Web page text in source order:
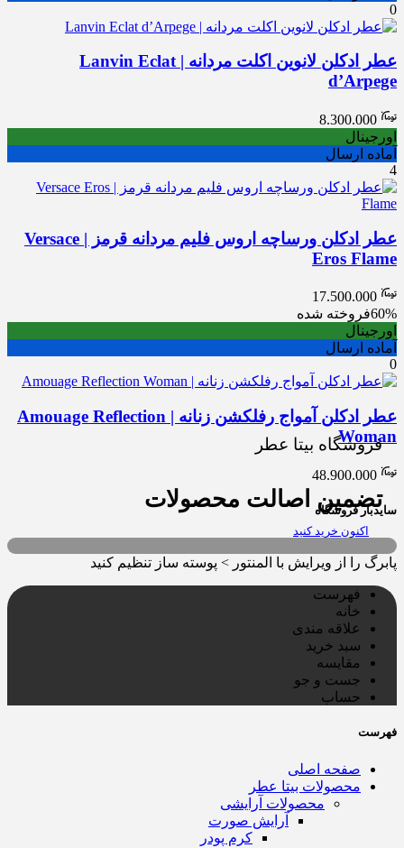
0
عطر ادکلن لانوین اکلت مردانه | Lanvin Eclat
d’Arpege
8.300.000
اورجینال
آماده ارسال
4
عطر ادکلن ورساچه اروس فلیم مردانه قرمز | Versace
Eros Flame
17.500.000
60%فروخته شده
اورجینال
آماده ارسال
0
عطر ادکلن آمواج رفلکشن زنانه | Amouage Reflection
Woman
48.900.000
سایدبار فروشگاه
فروشگاه بیتا عطر
تضمین اصالت محصولات
اکنون خرید کنید
پابرگ را از ویرایش با المنتور > پوسته ساز تنظیم کنید
فهرست
خانه
علاقه مندی
سبد خرید
مقایسه
جست و جو
حساب
فهرست
صفحه اصلی
محصولات بیتا عطر
محصولات آرایشی
آرایش صورت
کرم پودر